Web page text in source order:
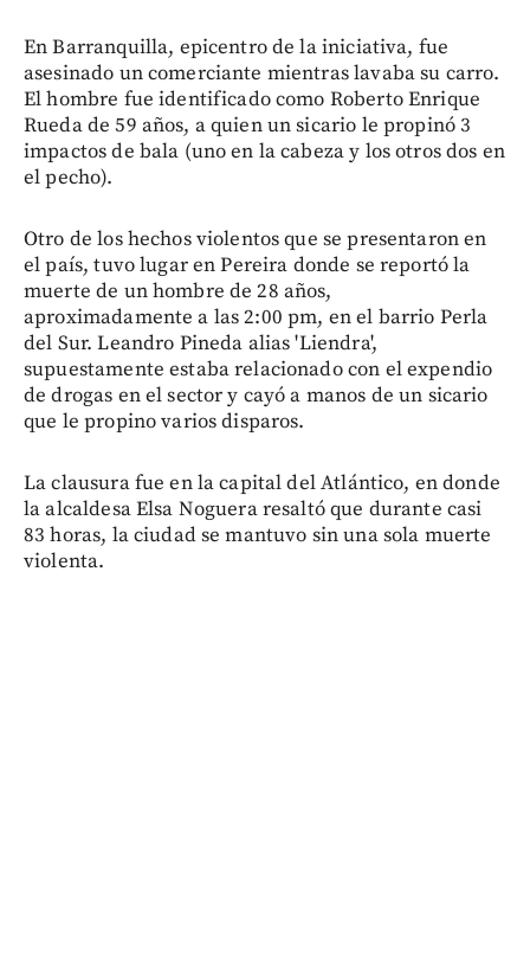
En Barranquilla, epicentro de la iniciativa, fue
asesinado un comerciante mientras lavaba su carro.
El hombre fue identificado como Roberto Enrique
Rueda de 59 años, a quien un sicario le propinó 3
impactos de bala (uno en la cabeza y los otros dos en
el pecho).
Otro de los hechos violentos que se presentaron en
el país, tuvo lugar en Pereira donde se reportó la
muerte de un hombre de 28 años,
aproximadamente a las 2:00 pm, en el barrio Perla
del Sur. Leandro Pineda alias 'Liendra',
supuestamente estaba relacionado con el expendio
de drogas en el sector y cayó a manos de un sicario
que le propino varios disparos.
La clausura fue en la capital del Atlántico, en donde
la alcaldesa Elsa Noguera resaltó que durante casi
83 horas, la ciudad se mantuvo sin una sola muerte
violenta.